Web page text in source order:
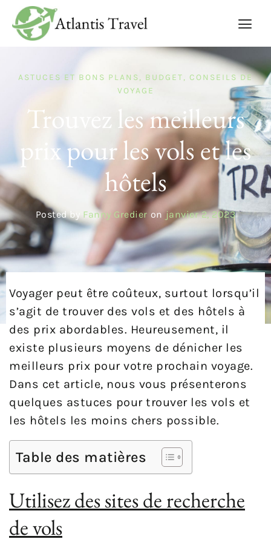
ASTUCES ET BONS PLANS, BUDGET, CONSEILS DE
VOYAGE
Trouvez les meilleurs
prix pour les vols et les
hôtels
Posted by Fanny Gredier on janvier 2, 2023
Voyager peut être coûteux, surtout lorsqu’il
s’agit de trouver des vols et des hôtels à
des prix abordables. Heureusement, il
existe plusieurs moyens de dénicher les
meilleurs prix pour votre prochain voyage.
Dans cet article, nous vous présenterons
quelques astuces pour trouver les vols et
les hôtels les moins chers possible.
Table des matières
Utilisez des sites de recherche
de vols